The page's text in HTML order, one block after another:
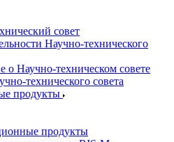
совет
Научно-технического
о Научно-техническом совете
технического совета
продукты
продукты